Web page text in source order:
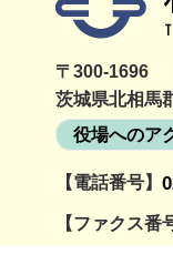
〒300-1696
茨城県北相馬
役場へのア
【電話番号】
【ファクス番